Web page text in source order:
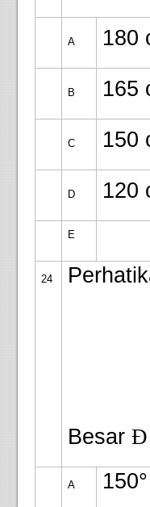
A 180
B 165
C 150
D 120
E
24
Besar Ð
A 150°